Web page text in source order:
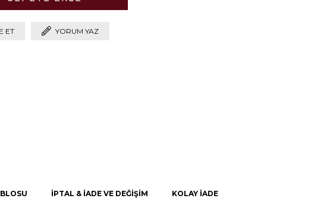
ET YORUM YAZ
İPTAL & İADE VE DEĞİŞİM KOLAY İADE